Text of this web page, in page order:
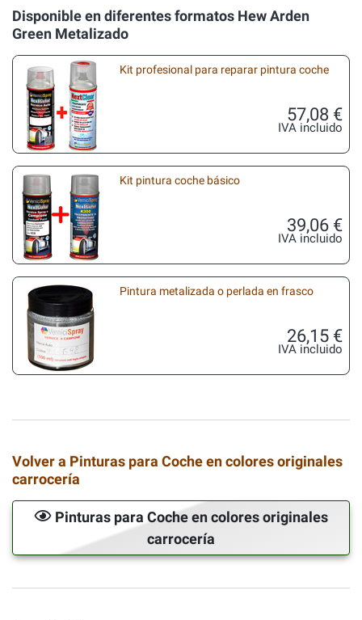
Disponible en diferentes formatos Hew Arden
Green Metalizado
Kit profesional para reparar pintura coche
57,08 €
IVA incluido
Kit pintura coche básico
39,06 €
IVA incluido
Pintura metalizada o perlada en frasco
26,15 €
IVA incluido
Volver a Pinturas para Coche en colores originales
carrocería
Pinturas para Coche en colores originales
carrocería